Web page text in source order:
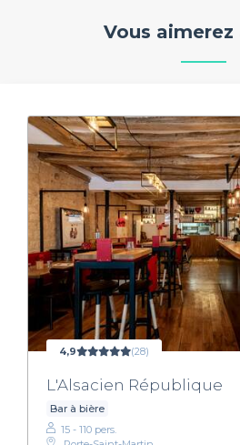
Vous aimerez
4,9 (28)
L'Alsacien République
Bar à bière
15 - 110 pers.